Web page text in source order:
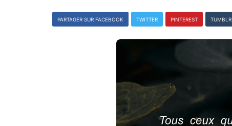
PARTAGER SUR FACEBOOK TWITTER PINTEREST TUMBLR